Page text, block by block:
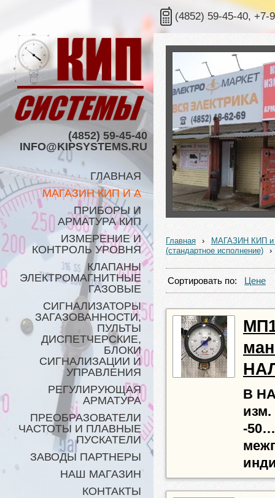
(4852) 59-45-40, +7-
(4852) 59-45-40
INFO@KIPSYSTEMS.RU
ГЛАВНАЯ
МАГАЗИН КИП И А
ПРИБОРЫ И
АРМАТУРА КИП
ИЗМЕРЕНИЕ И
КОНТРОЛЬ УРОВНЯ
КЛАПАНЫ
ЭЛЕКТРОМАГНИТНЫЕ
ГАЗОВЫЕ
СИГНАЛИЗАТОРЫ
ЗАГАЗОВАННОСТИ,
ПУЛЬТЫ
ДИСПЕТЧЕРСКИЕ,
БЛОКИ
СИГНАЛИЗАЦИИ И
УПРАВЛЕНИЯ
РЕГУЛИРУЮЩАЯ
АРМАТУРА
ПРЕОБРАЗОВАТЕЛИ
ЧАСТОТЫ И ПЛАВНЫЕ
ПУСКАТЕЛИ
ЗАВОДЫ ПАРТНЕРЫ
НАШ МАГАЗИН
КОНТАКТЫ
Главная ›
МАГАЗИН КИП
(стандартное исполнение)
›
Сортировать по: Цене
В
изм.
-